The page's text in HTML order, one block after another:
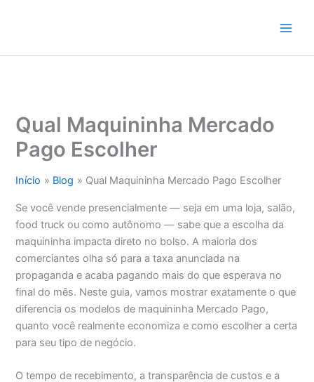
conteúdo
Qual Maquininha Mercado
Pago Escolher
Início Blog Qual Maquininha Mercado Pago Escolher
Se você vende presencialmente — seja em uma loja, salão,
food truck ou como autônomo — sabe que a escolha da
maquininha impacta direto no bolso. A maioria dos
comerciantes olha só para a taxa anunciada na
propaganda e acaba pagando mais do que esperava no
final do mês. Neste guia, vamos mostrar exatamente o que
diferencia os modelos de maquininha Mercado Pago,
quanto você realmente economiza e como escolher a certa
para seu tipo de negócio.
O tempo de recebimento, a transparência de custos e a